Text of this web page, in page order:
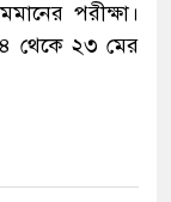
পরীক্ষা।
থেকে ২৩ মের